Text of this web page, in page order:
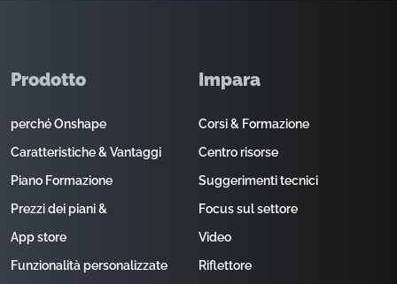
Prodotto
perché Onshape
Caratteristiche & Vantaggi
Piano Formazione
Prezzi dei piani &
App store
Funzionalità personalizzate
Impara
Corsi & Formazione
Centro risorse
Suggerimenti tecnici
Focus sul settore
Video
Riflettore